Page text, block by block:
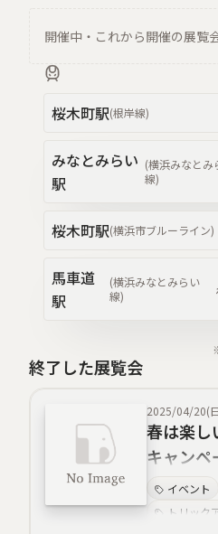
開催中・これから開催の展覧
桜木町駅(根岸線)
みなとみらい
駅
(横浜みなとみ
線)
桜木町駅(横浜市ブルーライン)
馬車道
駅
(横浜みなとみらい
線)
終了した展覧会
2025/04/20(
春は楽し
キャンペ
実施イベント
トリック